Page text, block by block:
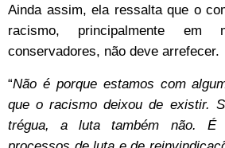
Ainda assim, ela ressalta que o
racismo, principalmente em
conservadores, não deve arrefecer.
“Não é porque estamos com
que o racismo deixou de existir.
trégua, a luta também não. É